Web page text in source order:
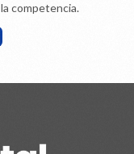
competencia.